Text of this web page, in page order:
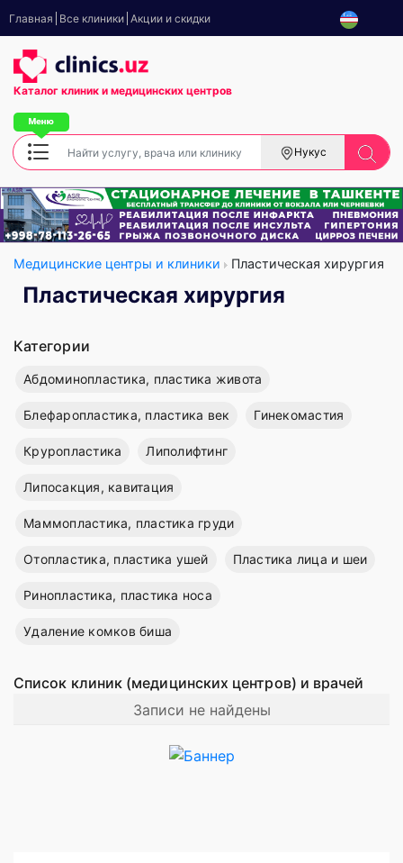
Главная Все клиники Акции и скидки
Каталог клиник и медицинских центров
Нукус
Медицинские центры и клиники Пластическая хирургия
Пластическая хирургия
Категории
Абдоминопластика, пластика живота
Блефаропластика, пластика век Гинекомастия
Круропластика Липолифтинг
Липосакция, кавитация
Маммопластика, пластика груди
Отопластика, пластика ушей Пластика лица и шеи
Ринопластика, пластика носа
Удаление комков биша
Список клиник (медицинских центров) и врачей
Записи не найдены